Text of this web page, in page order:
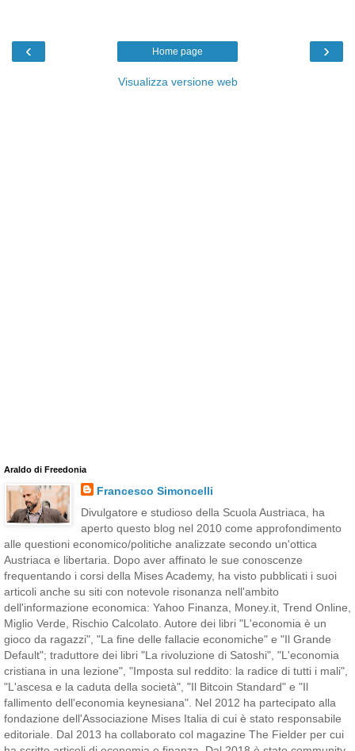
‹ ›
Home page
Visualizza versione web
Araldo di Freedonia
Francesco Simoncelli
Divulgatore e studioso della Scuola Austriaca, ha
aperto questo blog nel 2010 come approfondimento
alle questioni economico/politiche analizzate secondo un'ottica
Austriaca e libertaria. Dopo aver affinato le sue conoscenze
frequentando i corsi della Mises Academy, ha visto pubblicati i suoi
articoli anche su siti con notevole risonanza nell'ambito
dell'informazione economica: Yahoo Finanza, Money.it, Trend Online,
Miglio Verde, Rischio Calcolato. Autore dei libri "L'economia è un
gioco da ragazzi", "La fine delle fallacie economiche" e "Il Grande
Default"; traduttore dei libri "La rivoluzione di Satoshi", "L'economia
cristiana in una lezione", "Imposta sul reddito: la radice di tutti i mali",
"L'ascesa e la caduta della società", "Il Bitcoin Standard" e "Il
fallimento dell'economia keynesiana". Nel 2012 ha partecipato alla
fondazione dell'Associazione Mises Italia di cui è stato responsabile
editoriale. Dal 2013 ha collaborato col magazine The Fielder per cui